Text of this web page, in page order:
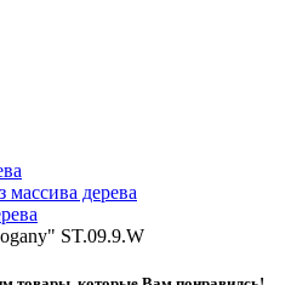
массива дерева
ST.09.9.W